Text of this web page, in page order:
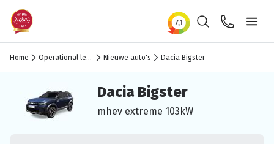
ZoekenContact
Home Operational lease Nieuwe auto's Dacia Bigster
Dacia Bigster
mhev extreme 103kW